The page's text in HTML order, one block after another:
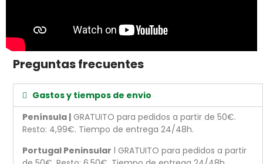
Preguntas frecuentes
Gastos y tiempos de envio
Península | GRATUITO para pedidos a partir de 50€.
Resto: 4,99€. Tiempo de entrega 24/48h.
Portugal Peninsular l GRATUITO para pedidos a partir